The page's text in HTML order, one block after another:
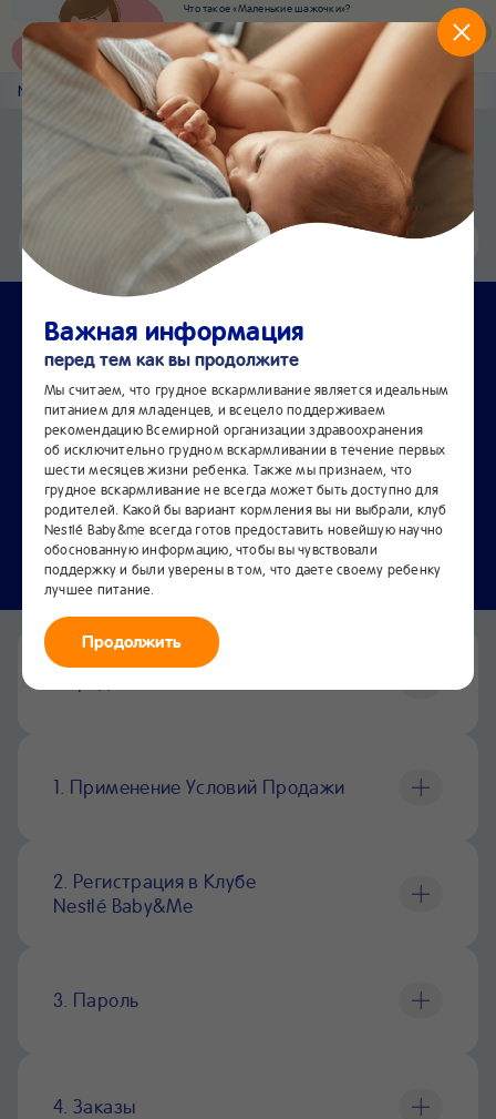
Что такое «Маленькие шажочки»?
Наш новый суперсервис для отслеживания
развития вашего малыша
Попробовать сейчас
Nestlé Baby &me Главная
Приложение Nestlé Baby&me
Еще быстрее и удобнее
Установить
Чат24/7
Условия продажи товаров в
Интернет-магазине NestléBaby
1. Применение Условий Продажи
2. Регистрация в Клубе
Nestlé Baby&Me
3. Пароль
4. Заказы
Важная информация
перед тем как вы продолжите
Мы считаем, что грудное вскармливание является идеальным
питанием для младенцев, и всецело поддерживаем
рекомендацию Всемирной организации здравоохранения
об исключительно грудном вскармливании в течение первых
шести месяцев жизни ребенка. Также мы признаем, что
грудное вскармливание не всегда может быть доступно для
родителей. Какой бы вариант кормления вы ни выбрали, клуб
Nestlé Baby&me всегда готов предоставить новейшую научно
обоснованную информацию, чтобы вы чувствовали
поддержку и были уверены в том, что даете своему ребенку
лучшее питание.
Продолжить